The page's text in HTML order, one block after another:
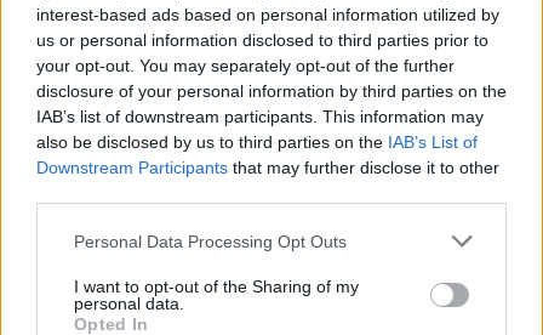
interest-based ads based on personal information utilized by
us or personal information disclosed to third parties prior to
your opt-out. You may separately opt-out of the further
disclosure of your personal information by third parties on the
IAB’s list of downstream participants. This information may
also be disclosed by us to third parties on the IAB’s List of
Downstream Participants that may further disclose it to other
Personal Data Processing Opt Outs
I want to opt-out of the Sharing of my
personal data.
Opted In
4K UHD